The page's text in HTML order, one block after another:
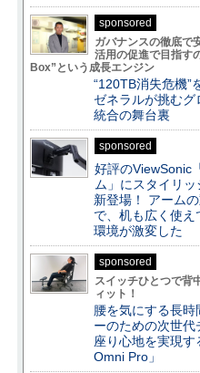
sponsored
ガバナンスの徹底で
活用の促進で目指す
Box”という成長エンジン
“120TB消失危機”
ゼネラルが挑むグ
統合の舞台裏
sponsored
好評のViewSonic
ム」にスタイリ
新登場！ アーム
で、机も広く使
環境が激変した
sponsored
スイッチひとつで背
ィット！
腰を気にする長時
ーのための次世
座り心地を実現
Omni Pro」